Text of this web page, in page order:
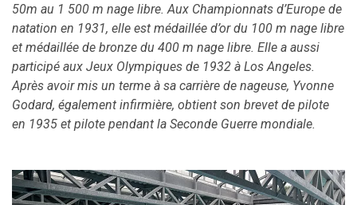
50m au 1 500 m nage libre. Aux Championnats d’Europe de
natation en 1931, elle est médaillée d’or du 100 m nage libre
et médaillée de bronze du 400 m nage libre. Elle a aussi
participé aux Jeux Olympiques de 1932 à Los Angeles.
Après avoir mis un terme à sa carrière de nageuse, Yvonne
Godard, également infirmière, obtient son brevet de pilote
en 1935 et pilote pendant la Seconde Guerre mondiale.